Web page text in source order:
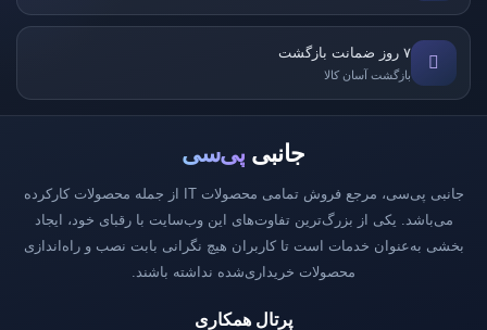
۷ روز ضمانت بازگشت
بازگشت آسان کالا
جانبی پی‌سی
جانبی پی‌سی، مرجع فروش تمامی محصولات IT از جمله محصولات کارکرده
می‌باشد. یکی از بزرگ‌ترین تفاوت‌های این وب‌سایت با رقبای خود، ایجاد
بخشی به‌عنوان خدمات است تا کاربران هیچ نگرانی بابت نصب و راه‌اندازی
محصولات خریداری‌شده نداشته باشند.
پرتال همکاری